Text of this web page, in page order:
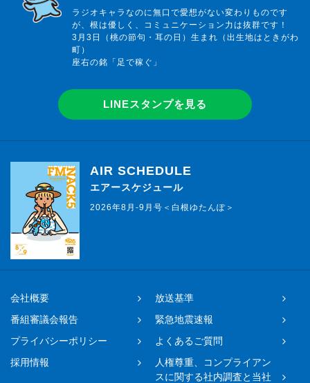
ラジオキャラなのに無口で愛想がない変わりものです
が、根は優しく、コミュニケーション力は抜群です！
3月3日（桃の節句・耳の日）生まれ（出生地はときがわ
町）
座右の銘「足で稼ぐ」
LINEスタンプを見る
AIR SCHEDULE
エアースケジュール
2026年8月-9月号＜白根ゆたんぽ＞
会社概要
放送基準
番組審議会報告
緊急地震速報
プライバシーポリシー
よくあるご質問
採用情報
人権尊重、コンプライアン
スに関する社内調査と当社